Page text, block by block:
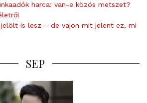
harca: van-e közös metszet?
is lesz – de vajon mit jelent ez, mi
SEP